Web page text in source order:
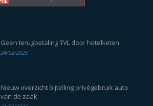
Geen terugbetaling TVL door hotelketen
24/02/2025
Nieuw overzicht bijtelling privégebruik auto
van de zaak